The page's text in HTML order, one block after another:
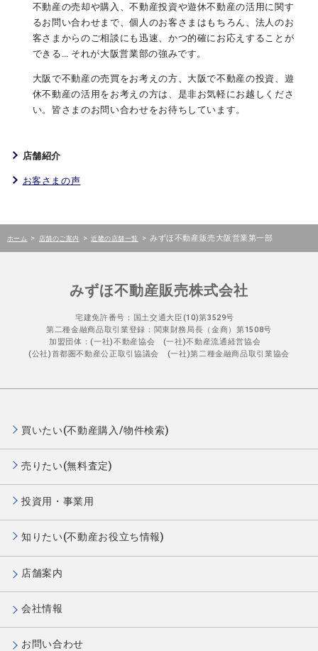
不動産の売却や購入、不動産投資や遊休不動産の活用に関す
るお問い合わせまで、個人のお客さまはもちろん、法人のお
客さまからのご相談にも迅速、かつ的確にお応えすることが
できる… それが大阪営業部の強みです。
大阪で不動産の売買をお考えの方、大阪で不動産の投資、遊
休不動産の活用をお考えの方は、是非お気軽にお越しくださ
い。皆さまのお問い合わせをお待ちしています。
店舗紹介
お客さまの声
ホーム > 店舗のご案内 > 近畿の店舗一覧 > みずほ不動産販売大阪営業第一部
みずほ不動産販売株式会社
宅建免許番号：国土交通大臣(10)第3529号
第二種金融商品取引業登録：関東財務局長（金商）第1508号
加盟団体：(一社)不動産協会 (一社)不動産流通経営協会
(公社)首都圏不動産公正取引協議会 (一社)第二種金融商品取引業協会
買いたい(不動産購入/物件検索)
売りたい(無料査定)
投資用・事業用
知りたい(不動産お役立ち情報)
店舗案内
会社情報
お問い合わせ